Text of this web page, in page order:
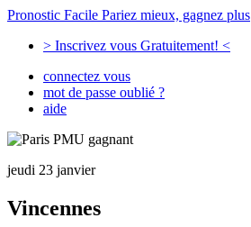
Pronostic Facile Pariez mieux, gagnez plus
> Inscrivez vous Gratuitement! <
connectez vous
mot de passe oublié ?
aide
jeudi 23 janvier
Vincennes